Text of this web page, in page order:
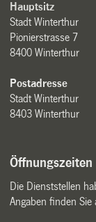
Hauptsitz
Stadt Winterthur
Pionierstrasse 7
8400 Winterthur
Postadresse
Stadt Winterthur
8403 Winterthur
Öffnungszeiten
Die Dienststellen
Angaben finden